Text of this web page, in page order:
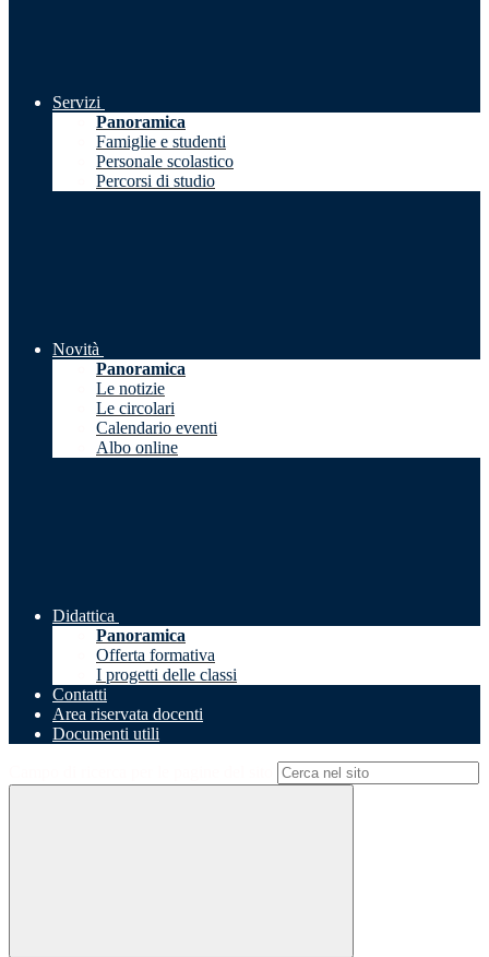
Servizi
Panoramica
Famiglie e studenti
Personale scolastico
Percorsi di studio
Novità
Panoramica
Le notizie
Le circolari
Calendario eventi
Albo online
Didattica
Panoramica
Offerta formativa
I progetti delle classi
Contatti
Area riservata docenti
Documenti utili